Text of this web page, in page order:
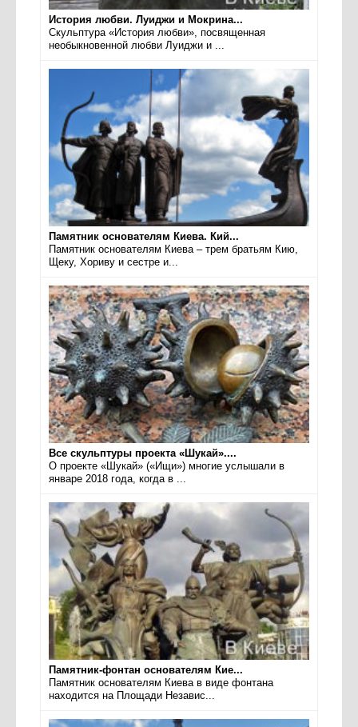
История любви. Луиджи и Мокрина...
Скульптура «История любви», посвященная
необыкновенной любви Луиджи и ...
Памятник основателям Киева. Кий...
Памятник основателям Киева – трем братьям Кию,
Щеку, Хориву и сестре и...
Все скульптуры проекта «Шукай»....
О проекте «Шукай» («Ищи») многие услышали в
январе 2018 года, когда в ...
Памятник-фонтан основателям Кие...
Памятник основателям Киева в виде фонтана
находится на Площади Независ...